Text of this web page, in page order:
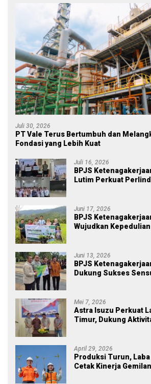
Juli 30, 2026
PT Vale Terus Bertumbuh dan
Fondasi yang Lebih Kuat
Juli 16, 2026
BPJS
Lutim Perkuat
Juni 17, 2026
BPJS
Wujudkan
Juni 13, 2026
BPJS
Dukung Sukses
Mei 7, 2026
Astra Isuzu Perkuat
Timur, Dukung
April 29, 2026
Produksi Turun,
Cetak Kinerja